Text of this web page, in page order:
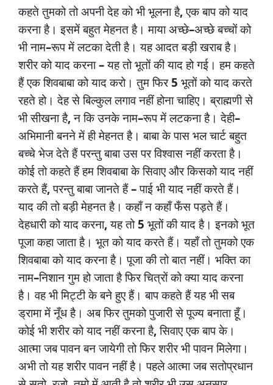
कहते तुमको तो अपनी देह को भी भूलना है,एक बाप को याद
करना है। इसमें बहुत मेहनत है। माया अच्छे–अच्छे बच्चों को
भी नाम–रूप में लटका देती है। यह आदत बड़ी खराब है।
शरीर को याद करना–यह तो भूतों की याद हो गई। हम कहते
हैं एक शिवबाबा को याद करो। तुम फिर5 भूतों को याद करते
रहते हो। देह से बिल्कुल लगाव नहीं होना चाहिए। ब्राह्मणी से
भी सीखना है,न कि उनके नाम–रूप में लटकना है। देही–
अभिमानी बनने में ही मेहनत है। बाबा के पास भल चार्ट बहुत
बच्चे भेज देते हैं परन्तु बाबा उस पर विश्वास नहीं करता है।
कोई तो कहते हैं हम शिवबाबा के सिवाए और किसको याद नहीं
करते हैं,परन्तु बाबा जानते हैं–पाई भी याद नहीं करते हैं।
याद की तो बड़ी मेहनत है। कहाँ न कहाँ फँस पड़ते हैं।
देहधारी को याद करना,यह तो5 भूतों की याद है। इनको भूत
पूजा कहा जाता है। भूत को याद करते हैं। यहाँ तो तुमको एक
शिवबाबा को याद करना है। पूजा की तो बात नहीं। भक्ति का
नाम–निशान गुम हो जाता है फिर चित्रों को क्या याद करना
है। वह भी मिट्टी के बने हुए हैं। बाप कहते हैं यह भी सब
ड्रामा में नूँध है। अब फिर तुमको पुजारी से पूज्य बनाता हूँ।
कोई भी शरीर को याद नहीं करना है,सिवाए एक बाप के।
आत्मा जब पावन बन जायेगी तो फिर शरीर भी पावन मिलेगा।
अभी तो यह शरीर पावन नहीं है। पहले आत्मा जब सतोप्रधान